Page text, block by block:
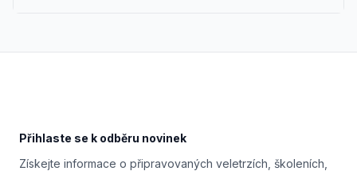
Přihlaste se k odběru novinek
Získejte informace o připravovaných veletrzích, školeních,